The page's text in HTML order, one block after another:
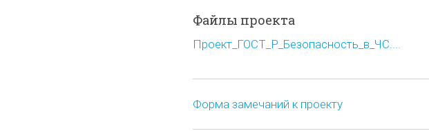
Файлы проекта
Проект_ГОСТ_Р_Безопасность_в_ЧС....
Форма замечаний к проекту